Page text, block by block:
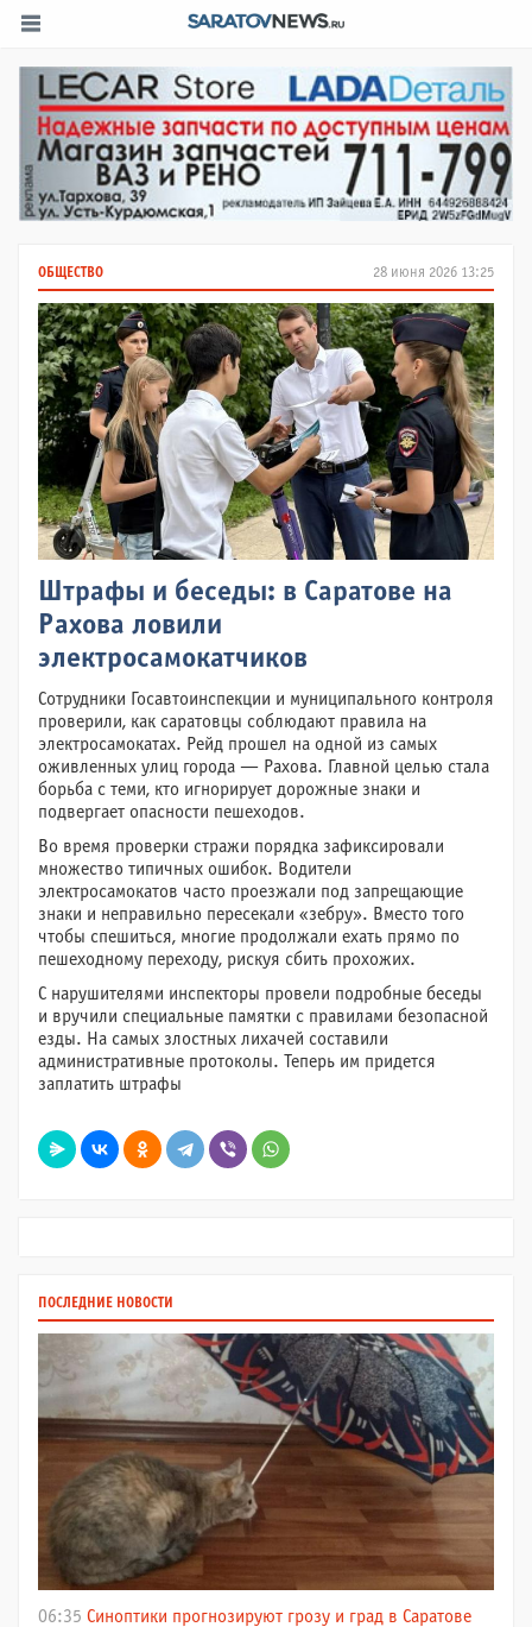
28 июня 2026 13:25
ОБЩЕСТВО
Штрафы и беседы: в Саратове на
Рахова ловили
электросамокатчиков
Сотрудники Госавтоинспекции и муниципального контроля
проверили, как саратовцы соблюдают правила на
электросамокатах. Рейд прошел на одной из самых
оживленных улиц города — Рахова. Главной целью стала
борьба с теми, кто игнорирует дорожные знаки и
подвергает опасности пешеходов.
Во время проверки стражи порядка зафиксировали
множество типичных ошибок. Водители
электросамокатов часто проезжали под запрещающие
знаки и неправильно пересекали «зебру». Вместо того
чтобы спешиться, многие продолжали ехать прямо по
пешеходному переходу, рискуя сбить прохожих.
С нарушителями инспекторы провели подробные беседы
и вручили специальные памятки с правилами безопасной
езды. На самых злостных лихачей составили
административные протоколы. Теперь им придется
заплатить штрафы
ПОСЛЕДНИЕ НОВОСТИ
06:35 Синоптики прогнозируют грозу и град в Саратове